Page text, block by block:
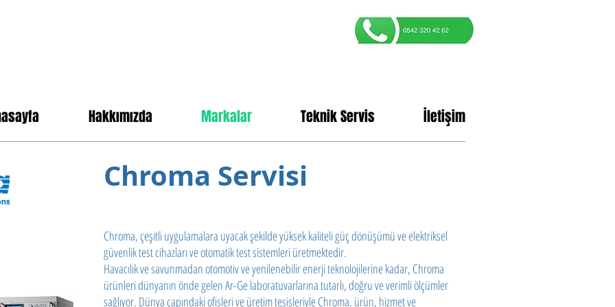
Hakkımızda Markalar Teknik Servis İletişim
Chroma Servisi
Chroma, çeşitli uygulamalara uyacak şekilde yüksek kaliteli güç dönüşümü ve elektriksel
güvenlik test cihazları ve otomatik test sistemleri üretmektedir.
Havacılık ve savunmadan otomotiv ve yenilenebilir enerji teknolojilerine kadar, Chroma
ürünleri dünyanın önde gelen Ar-Ge laboratuvarlarına tutarlı, doğru ve verimli ölçümler
sağlıyor. Dünya çapındaki ofisleri ve üretim tesisleriyle Chroma, ürün, hizmet ve